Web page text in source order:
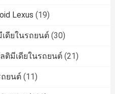
Lexus (19)
ดียในรถยนต์ (30)
ติมีเดียในรถยนต์ (21)
ถยนต์ (11)